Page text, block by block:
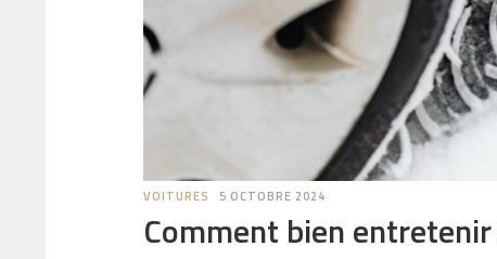
VOITURES 5 OCTOBRE 2024
Comment bien